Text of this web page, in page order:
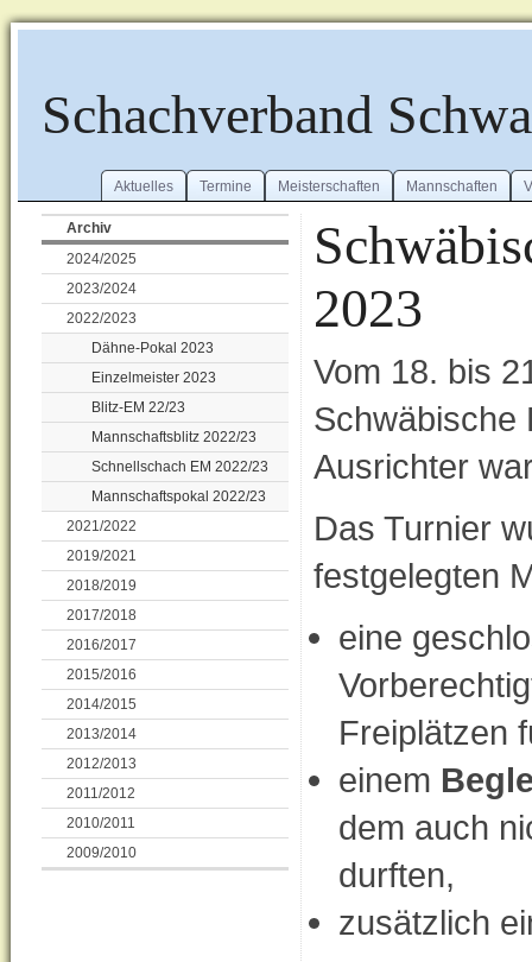
Schachverband
Aktuelles Termine Meisterschaften Mannschaften
Archiv
2024/2025
2023/2024
2022/2023
Dähne-Pokal 2023
Einzelmeister 2023
Blitz-EM 22/23
Mannschaftsblitz 2022/23
Schnellschach EM 2022/23
Mannschaftspokal 2022/23
2021/2022
2019/2021
2018/2019
2017/2018
2016/2017
2015/2016
2014/2015
2013/2014
2012/2013
2011/2012
2010/2011
2009/2010
2023
Vom 18. bis
Schwäbische
Ausrichter
Das Turnier
festgelegten
eine
Freiplätzen
einem
dem auch
durften,
zusätzlich